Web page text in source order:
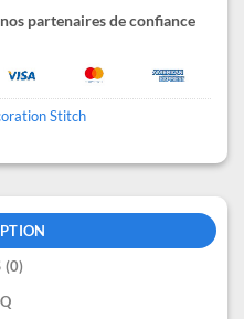
partenaires de confiance
Stitch
(0)